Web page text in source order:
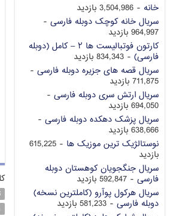
خانه - 3,504,986 بازدید
سریال خانه کوچک دوبله فارسی -
964,997 بازدید
کارتون فوتبالیست ها ۲ – کامل (دوبله
فارسی) - 834,343 بازدید
سریال قصه های جزیره دوبله فارسی -
711,875 بازدید
سریال ارتش سری دوبله فارسی -
694,050 بازدید
سریال پزشک دهکده دوبله فارسی -
638,666 بازدید
نوستالژیک ترین موزیک ها
- 615,225
بازدید
سریال جنگجویان کوهستان دوبله
فارسی - 592,847 بازدید
سریال هرکول پوآرو (کاملترین نسخه)
دوبله فارسی - 581,233 بازدید